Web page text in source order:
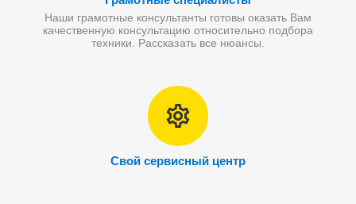
Наши грамотные консультанты готовы оказать Вам
качественную консультацию относительно подбора
техники. Рассказать все нюансы.
Свой сервисный центр